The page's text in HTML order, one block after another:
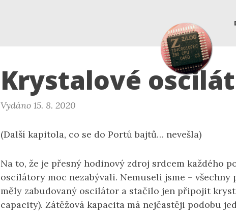
Krystalové
Vydáno 15. 8. 2020
(Další kapitola, co se do Portů bajtů… nevešla)
Na to, že je přesný hodinový zdroj srdcem každého
oscilátory moc nezabývali. Nemuseli jsme –
měly zabudovaný oscilátor a stačilo jen připojit
capacity). Zátěžová kapacita má nejčastěji podobu